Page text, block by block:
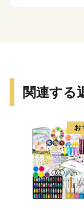
通により、那
業も盛んです
的物流拠点を
このように
展の可能性を
関連する